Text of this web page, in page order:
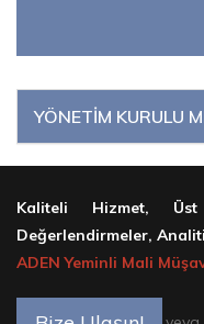
YÖNETİM KURULU
Kaliteli Hizmet,
Değerlendirmeler,
ADEN Yeminli Mali